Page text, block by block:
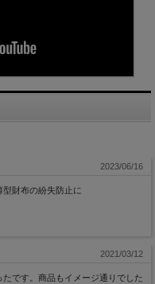
2023/06/16
財布の紛失防止に
2021/03/12
です。商品もイメージ通りでした